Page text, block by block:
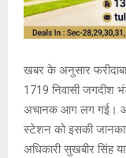
खबर के अनुसार
1719 निवासी जगदीश
अचानक आग लग गई।
स्टेशन को इसकी
अधिकारी सुखबीर सिंह